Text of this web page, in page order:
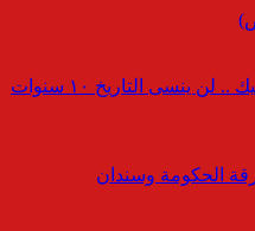
كلمة حق : د.شاكر أديت ماعليك .. لن ينسى التاريخ ١٠ سنوات
الحكومة وسندان